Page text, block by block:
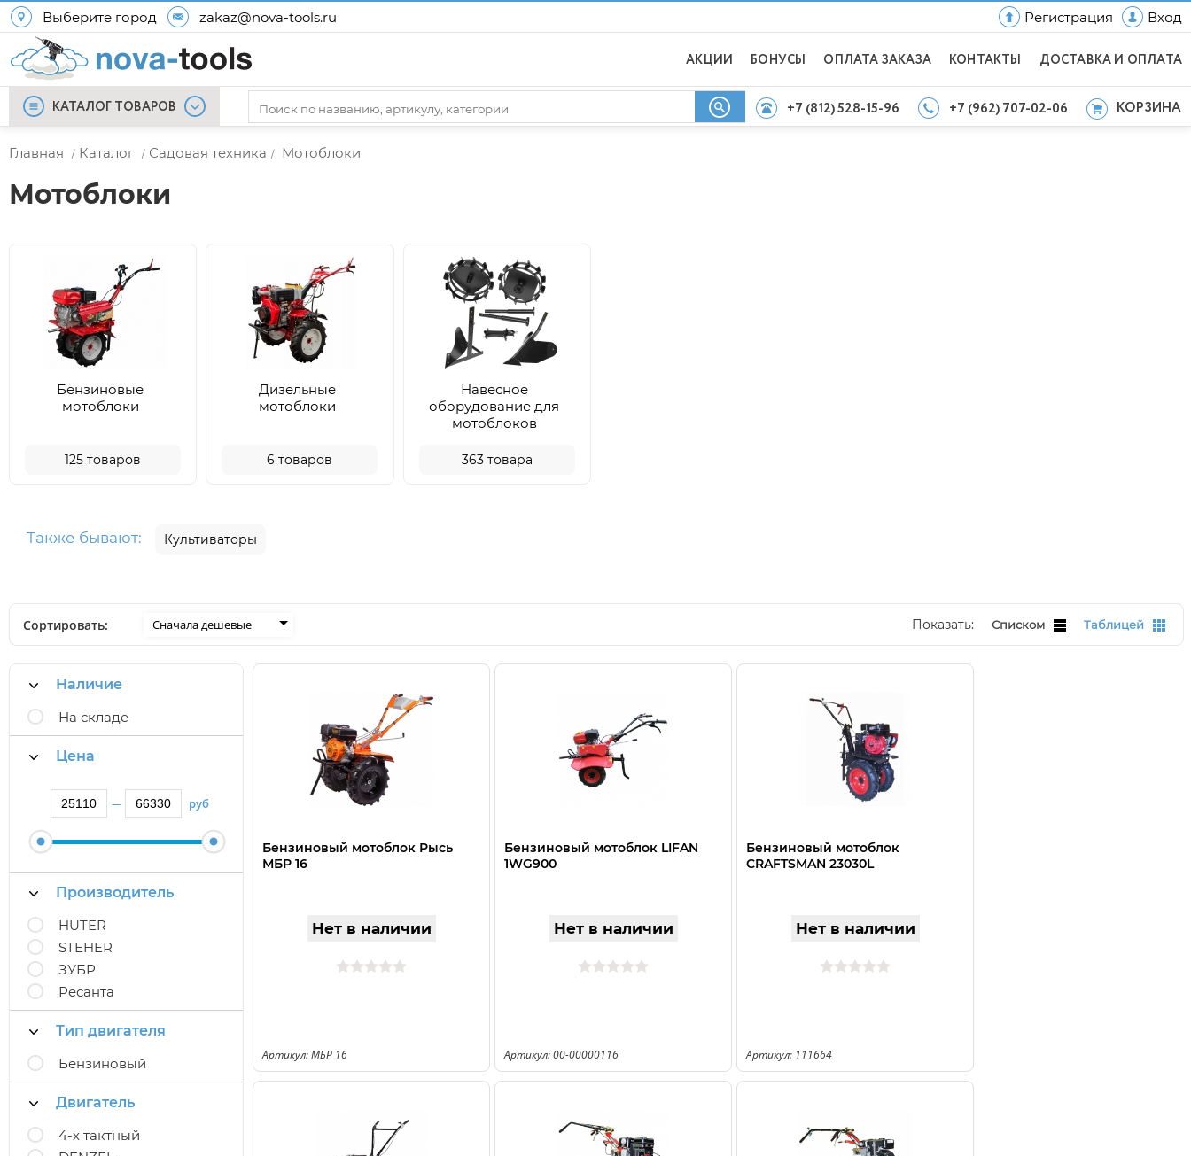
Выберите город zakaz@nova-tools.ru Регистрация Вход
АКЦИИ БОНУСЫ ОПЛАТА ЗАКАЗА КОНТАКТЫ ДОСТАВКА И ОПЛАТА
КАТАЛОГ ТОВАРОВ +7 (812) 528-15-96 +7 (962) 707-02-06 КОРЗИНА
Главная / Каталог / Садовая техника / Мотоблоки
Мотоблоки
Бензиновые
мотоблоки
125товаров
Дизельные
мотоблоки
6товаров
Навесное
оборудование для
мотоблоков
363 товара
Также бывают: Культиваторы
Сортировать: Сначала дешевые Показать: Списком Таблицей
Наличие
На складе
Цена
— руб
Производитель
HUTER
STEHER
ЗУБР
Ресанта
Тип двигателя
Бензиновый
Двигатель
4-х тактный
Бензиновый мотоблок Рысь
МБР 16
Нет в наличии
Артикул: МБР 16
Бензиновый мотоблок LIFAN
1WG900
Нет в наличии
Артикул: 00-00000116
Бензиновый мотоблок
CRAFTSMAN 23030L
Нет в наличии
Артикул: 111664